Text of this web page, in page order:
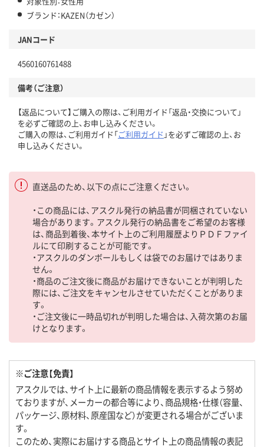
ブランド：KAZEN（カゼン）
JANコード
4560160761488
備考（ご注意）
【返品について】ご購入の際は、ご利用ガイド「返品・交換について」
を必ずご確認の上、お申し込みください。
ご購入の際は、ご利用ガイド「ご利用ガイド 」を必ずご確認の上、お
申し込みください。
直送品のため、以下の点にご注意ください。
・この商品には、アスクル発行の納品書が同梱されていない
場合があります。アスクル発行の納品書をご希望のお客様
は、商品到着後、本サイト上のご利用履歴よりＰＤＦファイ
ルにて印刷することが可能です。
・アスクルのダンボールもしくは袋でのお届けではありま
せん。
・商品のご注文後に商品がお届けできないことが判明した
際には、ご注文をキャンセルさせていただくことがありま
す。
・ご注文後に一時品切れが判明した場合は、入荷次第のお届
けとなります。
※ご注意【免責】
アスクルでは、サイト上に最新の商品情報を表示するよう努め
ておりますが、メーカーの都合等により、商品規格・仕様（容量、
パッケージ、原材料、原産国など）が変更される場合がございま
す。
このため、実際にお届けする商品とサイト上の商品情報の表記